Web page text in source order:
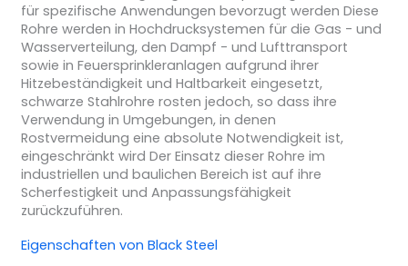
für spezifische Anwendungen bevorzugt werden Diese
Rohre werden in Hochdrucksystemen für die Gas - und
Wasserverteilung, den Dampf - und Lufttransport
sowie in Feuersprinkleranlagen aufgrund ihrer
Hitzebeständigkeit und Haltbarkeit eingesetzt,
schwarze Stahlrohre rosten jedoch, so dass ihre
Verwendung in Umgebungen, in denen
Rostvermeidung eine absolute Notwendigkeit ist,
eingeschränkt wird Der Einsatz dieser Rohre im
industriellen und baulichen Bereich ist auf ihre
Scherfestigkeit und Anpassungsfähigkeit
zurückzuführen.
Eigenschaften von Black Steel